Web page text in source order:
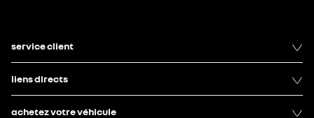
service client
liens directs
achetez votre véhicule